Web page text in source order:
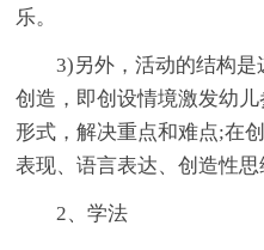
乐。
3)另外，活动的结构
创造，即创设情境激发幼
形式，解决重点和难点;在
表现、语言表达、创造性思
2、学法